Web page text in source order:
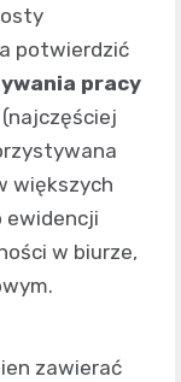
potwierdzić
pracy
większych
ewidencji
w biurze,
zawierać